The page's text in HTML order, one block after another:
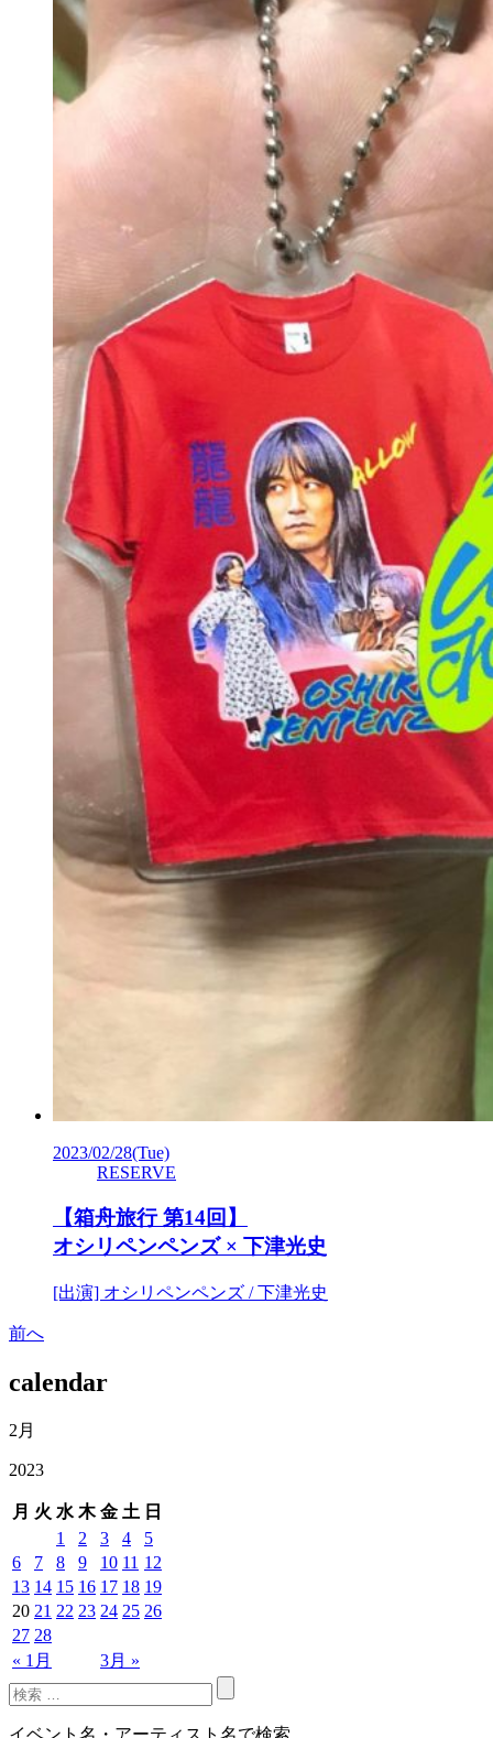
2023/02/28(Tue)
RESERVE
【箱舟旅行 第14回】
オシリペンペンズ × 下津光史
[出演] オシリペンペンズ / 下津光史
前へ
calendar
2月
2023
月 火 水 木 金 土 日
« 1月 3月 »
1 2 3 4
5
6
7 8 9 10 11 12
13 14 15 16 17 18 19
20 21 22 23 24 25 26
27 28
イベント名・アーティスト名で検索